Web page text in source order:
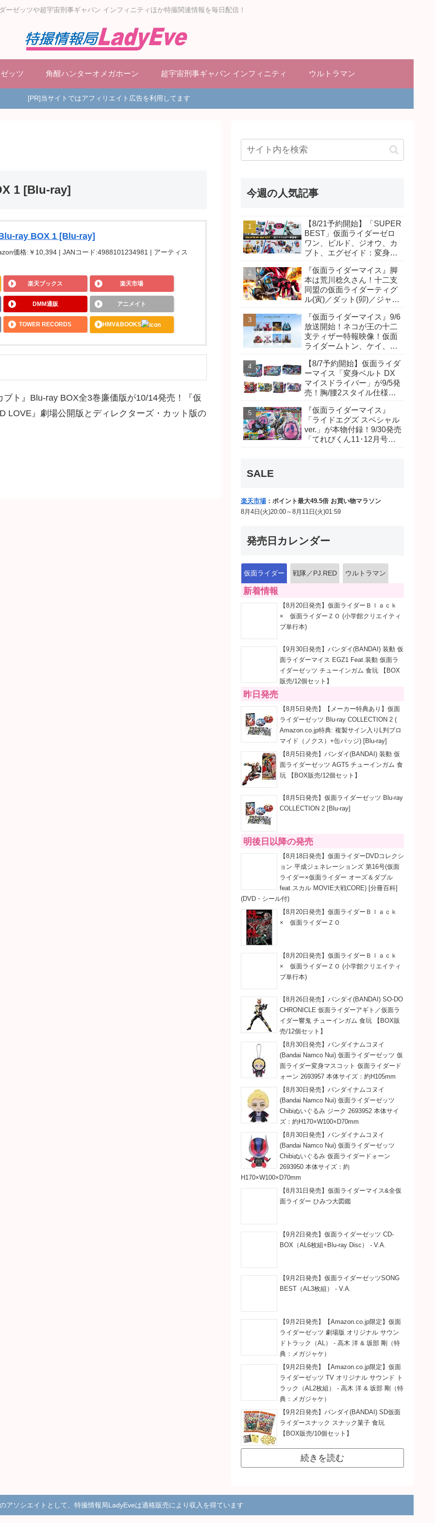
ーゼッツや超宇宙刑事ギャバン インフィニティほか特撮関連情報を毎日配信！
ッツ 角醒ハンターオメガホーン 超宇宙刑事ギャバン インフィニティ ウルトラマン
[PR]当サイトではアフィリエイト広告を利用してます
1 [Blu-ray]
ray BOX 1 [Blu-ray]
価格:￥10,394 | JANコード:4988101234981 | アーティス
楽天ブックス 楽天市場
DMM通販 アニメイト
TOWER RECORDS HMV&BOOKS
ト』Blu-ray BOX全3巻廉価版が10/14発売！『仮
LOVE』劇場公開版とディレクターズ・カット版の
今週の人気記事
【8/21予約開始】「SUPER
BEST」仮面ライダーゼロ
ワン、ビルド、ジオウ、カ
ブト、エグゼイド：変身ベ
ー、DXネオディケイドライ
バー、DXホッパーゼクター
ほか12点！
『仮面ライダーマイス』脚
本は荒川稔久さん！十二支
同盟の仮面ライダーティグ
ル(寅)／ダット(卯)／ジャオ
尾達臣のキャストが発表！
トリガーのアキト金子隼也
さんも変身！
『仮面ライダーマイス』9/6
放送開始！ネコが王の十二
支ティザー特報映像！仮面
ライダームトン、ケイ、ヴ
開！ライダーは子丑寅卯辰
巳午未申酉戌亥猫猫の14
人⁉
【8/7予約開始】仮面ライダ
ーマイス「変身ベルト DX
マイスドライバー」が9/5発
売！胸/腰2スタイル仕様！
ッシュ、ジャオ/バイト、ケ
イ/ショットボーンバックル
も！
『仮面ライダーマイス』
「ライドエグズ スペシャル
ver.」が本物付録！9/30発売
「てれびくん11･12月号」
SALE
楽天市場 ：ポイント最大49.5倍 お買い物マラソン
8月4日(火)20:00～8月11日(火)01:59
発売日カレンダー
仮面ライダー 戦隊／PJ.RED ウルトラマン
新着情報
【8月20日発売】仮面ライダーＢｌａｃｋ
× 仮面ライダーＺＯ (小学館クリエイティ
ブ単行本)
【9月30日発売】バンダイ(BANDAI) 装動 仮
面ライダーマイス EGZ1 Feat.装動 仮面ラ
イダーゼッツ チューインガム 食玩 【BOX
販売/12個セット】
昨日発売
【8月5日発売】【メーカー特典あり】仮面
ライダーゼッツ Blu-ray COLLECTION 2 (
Amazon.co.jp特典: 複製サイン入りL判ブロ
マイド（ノクス）+缶バッジ) [Blu-ray]
【8月5日発売】バンダイ(BANDAI) 装動 仮
面ライダーゼッツ AGT5 チューインガム 食
玩 【BOX販売/12個セット】
【8月5日発売】仮面ライダーゼッツ Blu-ray
COLLECTION 2 [Blu-ray]
明後日以降の発売
【8月18日発売】仮面ライダーDVDコレクシ
ョン 平成ジェネレーションズ 第16号(仮面
ライダー×仮面ライダー オーズ＆ダブル
feat.スカル MOVIE大戦CORE) [分冊百科]
(DVD・シール付)
【8月20日発売】仮面ライダーＢｌａｃｋ
× 仮面ライダーＺＯ
【8月20日発売】仮面ライダーＢｌａｃｋ
× 仮面ライダーＺＯ (小学館クリエイティ
ブ単行本)
【8月26日発売】バンダイ(BANDAI) SO-DO
CHRONICLE 仮面ライダーアギト／仮面ラ
イダー響鬼 チューインガム 食玩 【BOX販
売/12個セット】
【8月30日発売】バンダイナムコヌイ
(Bandai Namco Nui) 仮面ライダーゼッツ 仮
面ライダー変身マスコット 仮面ライダード
ォーン 2693957 本体サイズ：約H105mm
【8月30日発売】バンダイナムコヌイ
(Bandai Namco Nui) 仮面ライダーゼッツ
Chibiぬいぐるみ ジーク 2693952 本体サイ
ズ：約H170×W100×D70mm
【8月30日発売】バンダイナムコヌイ
(Bandai Namco Nui) 仮面ライダーゼッツ
Chibiぬいぐるみ 仮面ライダードォーン
2693950 本体サイズ：約
H170×W100×D70mm
【8月31日発売】仮面ライダーマイス&全仮
面ライダー ひみつ大図鑑
【9月2日発売】仮面ライダーゼッツ CD-
BOX（AL6枚組+Blu-ray Disc） - V.A.
【9月2日発売】仮面ライダーゼッツSONG
BEST（AL3枚組） - V.A.
【9月2日発売】【Amazon.co.jp限定】仮面
ライダーゼッツ 劇場版 オリジナル サウン
ドトラック（AL） - 高木 洋 & 坂部 剛（特
典：メガジャケ）
【9月2日発売】【Amazon.co.jp限定】仮面
ライダーゼッツ TV オリジナル サウンド ト
ラック（AL2枚組） - 高木 洋 & 坂部 剛（特
典：メガジャケ）
【9月2日発売】バンダイ(BANDAI) SD仮面
ライダースナック スナック菓子 食玩
【BOX販売/10個セット】
続きを読む
アソシエイトとして、特撮情報局LadyEveは適格販売により収入を得ています